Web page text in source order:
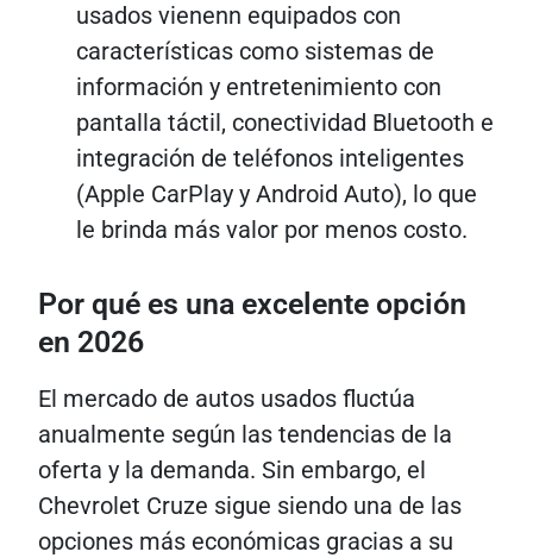
usados ​​vienenn equipados con
características como sistemas de
información y entretenimiento con
pantalla táctil, conectividad Bluetooth e
integración de teléfonos inteligentes
(Apple CarPlay y Android Auto), lo que
le brinda más valor por menos costo.
Por qué es una excelente opción
en 2026
El mercado de autos usados ​​fluctúa
anualmente según las tendencias de la
oferta y la demanda. Sin embargo, el
Chevrolet Cruze sigue siendo una de las
opciones más económicas gracias a su